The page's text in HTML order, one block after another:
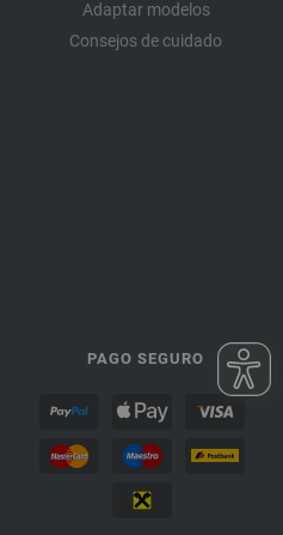
Adaptar modelos
Consejos de cuidado
PAGO SEGURO